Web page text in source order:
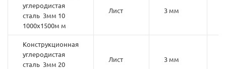
углеродистая
сталь 3мм 10
1000х1500м м
Лист 3 мм
Конструкционная
углеродистая
сталь 3мм 20
Лист 3 мм